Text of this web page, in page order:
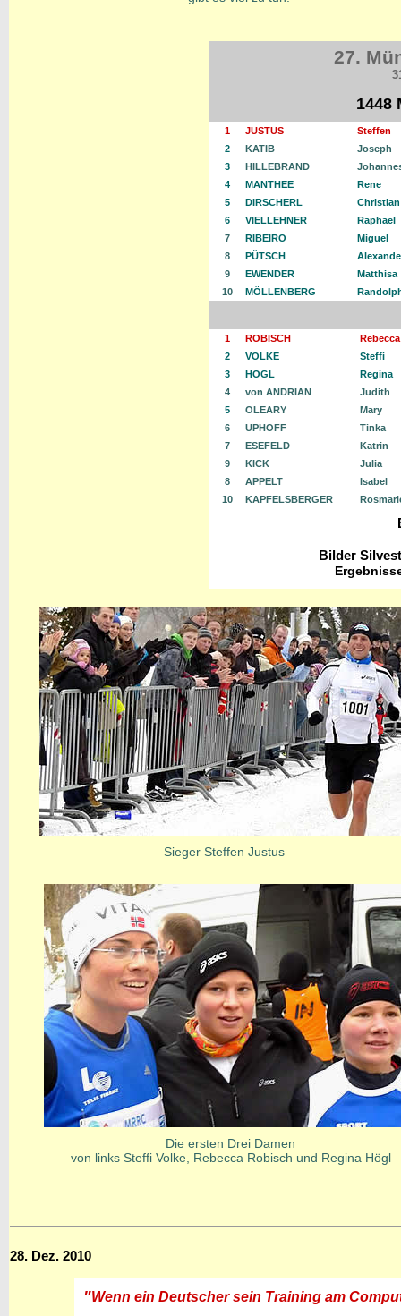
27.
1448
1 JUSTUS
Steffen
2
KATIB
Joseph
3
HILLEBRAND
4
MANTHEE
Rene
5
DIRSCHERL
Christian
6
VIELLEHNER
Raphael
7
RIBEIRO
Miguel
8
PÜTSCH
9
EWENDER
Matthisa
10
MÖLLENBERG
1 ROBISCH
Rebecca
2
VOLKE
Steffi
3
HÖGL
Regina
4
von ANDRIAN
Judith
5
OLEARY
Mary
6
UPHOFF
Tinka
7
ESEFELD
Katrin
9
KICK
Julia
8
APPELT
Isabel
10
KAPFELSBERGER
Bilder
Sieger Steffen Justus
Die ersten Drei Damen
von links Steffi Volke, Rebecca Robisch und Regina Högl
28. Dez. 2010
"Wenn ein Deutscher sein Training am